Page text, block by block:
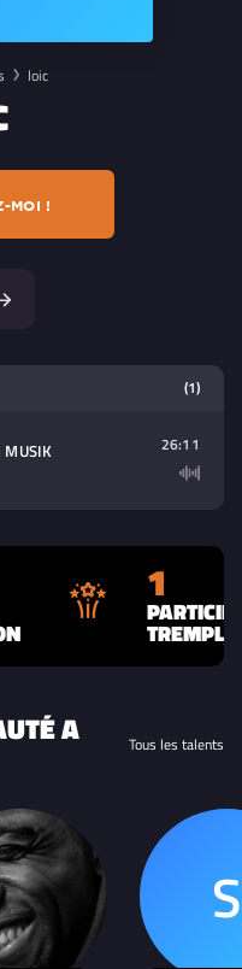
loic
MOI !
video)
(1)
26:11
1
A Tous les talents